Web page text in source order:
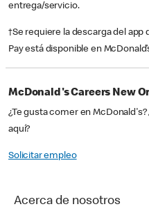
entrega/servicio.
†Se requiere la descarga del app
Pay está disponible en
McDonald's Careers New
¿Te gusta comer en
aquí?
Solicitar empleo
Acerca de nosotros